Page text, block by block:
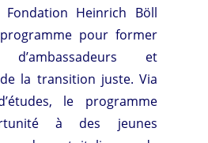
Heinrich Böll
pour former
et
la transition juste. Via
le programme
à des jeunes